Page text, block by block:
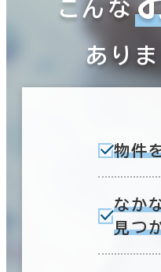
こんな
あり
物件
なか
見つ